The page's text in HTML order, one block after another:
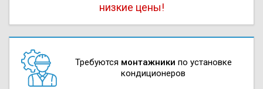
низкие цены!
Требуются монтажники по установке
кондиционеров